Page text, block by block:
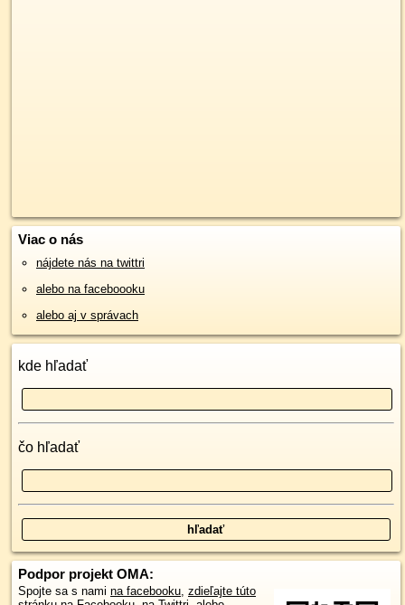
Viac o nás
nájdete nás na twittri
alebo na faceboooku
alebo aj v správach
kde hľadať
čo hľadať
Podpor projekt OMA:
Spojte sa s nami na facebooku, zdieľajte túto